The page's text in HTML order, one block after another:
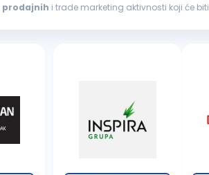
prodajnih i trade marketing aktivnosti koji će